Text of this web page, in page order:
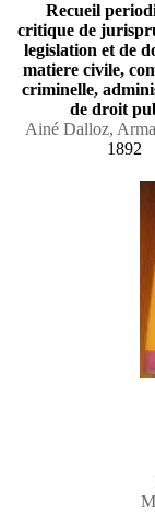
Recueil
critique de
legislation et de
matiere civile,
criminelle,
de droit
Ainé Dalloz,
1892